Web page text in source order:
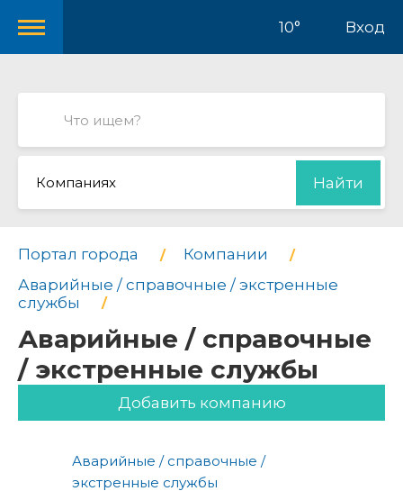
10° Вход
Компаниях Найти
Портал города
Компании
Аварийные / справочные / экстренные
службы
Аварийные / справочные
/ экстренные службы
Добавить компанию
Аварийные / справочные /
экстренные службы